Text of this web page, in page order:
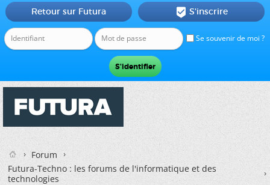
Se souvenir de moi ?
Retour sur Futura  S'inscrire
Forum
Futura-Techno : les forums de l'informatique et des
technologies